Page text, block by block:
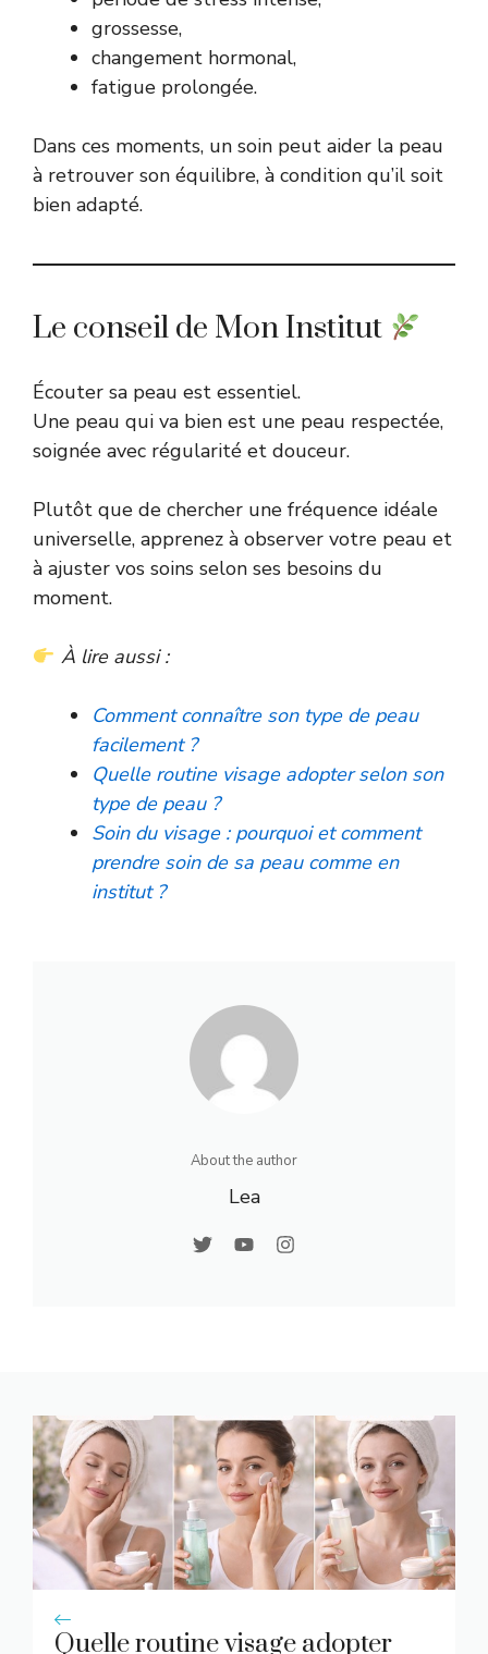
grossesse,
changement hormonal,
fatigue prolongée.
Dans ces moments, un soin peut aider la peau
à retrouver son équilibre, à condition qu’il soit
bien adapté.
Le conseil de Mon Institut
Écouter sa peau est essentiel.
Une peau qui va bien est une peau respectée,
soignée avec régularité et douceur.
Plutôt que de chercher une fréquence idéale
universelle, apprenez à observer votre peau et
à ajuster vos soins selon ses besoins du
moment.
À lire aussi :
Comment connaître son type de peau
facilement ?
Quelle routine visage adopter selon son
type de peau ?
Soin du visage : pourquoi et comment
prendre soin de sa peau comme en
institut ?
About the author
Lea
Quelle routine visage adopter